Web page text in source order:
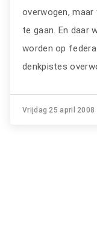
overwogen,
te gaan. En daar
worden op
denkpistes
Vrijdag 25 april 2008